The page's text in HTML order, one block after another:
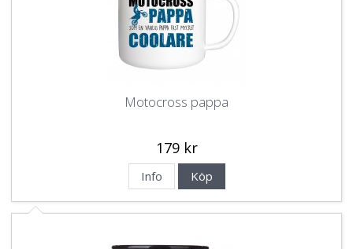
Motocross pappa
179 kr
Info Köp